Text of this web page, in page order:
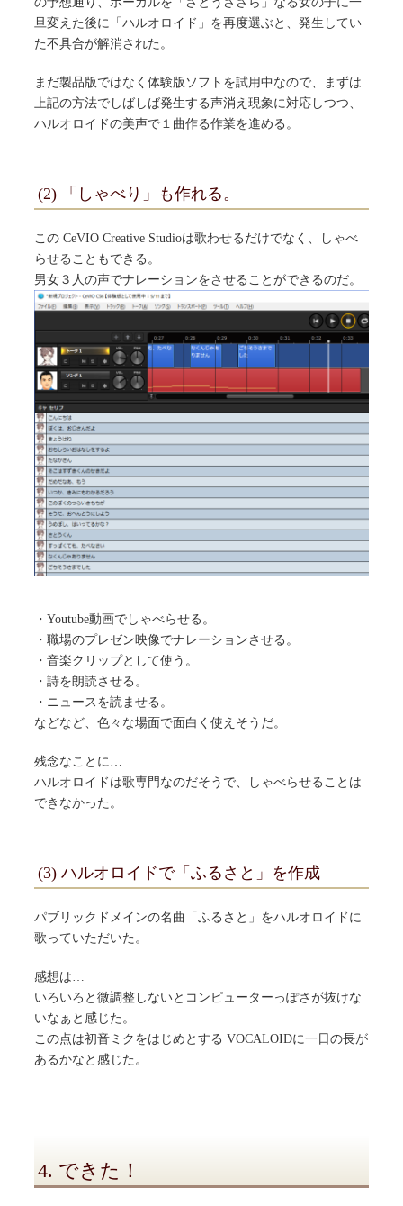
旦変えた後に「ハルオロイド」を再度選ぶと、発生してい
た不具合が解消された。
まだ製品版ではなく体験版ソフトを試用中なので、まずは
上記の方法でしばしば発生する声消え現象に対応しつつ、
ハルオロイドの美声で１曲作る作業を進める。
(2) 「しゃべり」も作れる。
この CeVIO Creative Studioは歌わせるだけでなく、しゃべ
らせることもできる。
男女３人の声でナレーションをさせることができるのだ。
・Youtube動画でしゃべらせる。
・職場のプレゼン映像でナレーションさせる。
・音楽クリップとして使う。
・詩を朗読させる。
・ニュースを読ませる。
などなど、色々な場面で面白く使えそうだ。
残念なことに…
ハルオロイドは歌専門なのだそうで、しゃべらせることは
できなかった。
(3) ハルオロイドで「ふるさと」を作成
パブリックドメインの名曲「ふるさと」をハルオロイドに
歌っていただいた。
感想は…
いろいろと微調整しないとコンピューターっぽさが抜けな
いなぁと感じた。
この点は初音ミクをはじめとする VOCALOIDに一日の長が
あるかなと感じた。
4. できた！